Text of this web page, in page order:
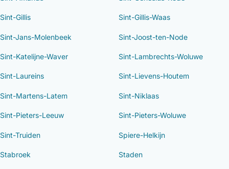
Sint-Gillis Sint-Gillis-Waas
Sint-Jans-Molenbeek Sint-Joost-ten-Node
Sint-Katelijne-Waver Sint-Lambrechts-Woluwe
Sint-Laureins Sint-Lievens-Houtem
Sint-Martens-Latem Sint-Niklaas
Sint-Pieters-Leeuw Sint-Pieters-Woluwe
Sint-Truiden Spiere-Helkijn
Stabroek Staden